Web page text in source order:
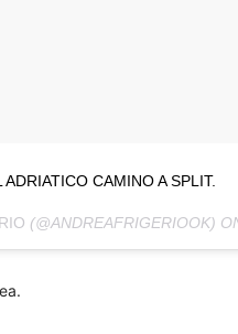
ADRIATICO CAMINO A SPLIT.
(@ANDREAFRIGERIOOK)